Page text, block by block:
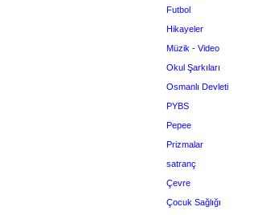
Futbol
Hikayeler
Müzik - Video
Okul Şarkıları
Osmanlı Devleti
PYBS
Pepee
Prizmalar
satranç
Çevre
Çocuk Sağlığı